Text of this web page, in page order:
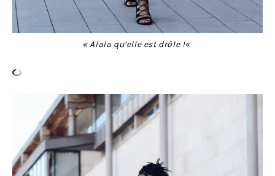
« Alala qu’elle est drôle !«